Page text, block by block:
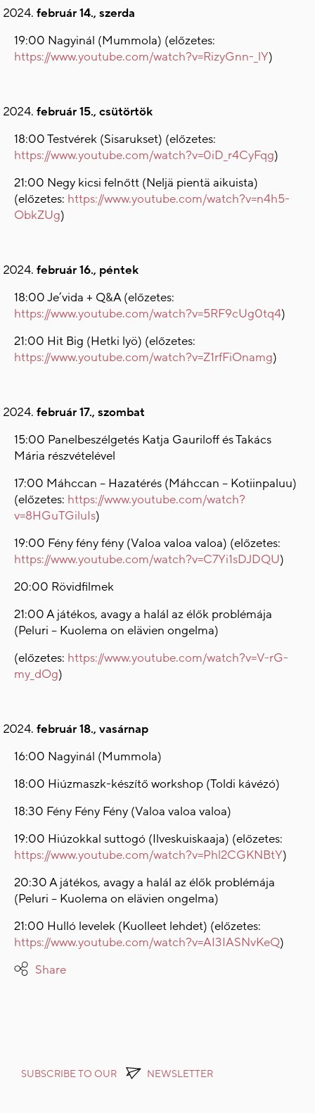
február 14., szerda
19:00 Nagyinál (Mummola) (előzetes:
https://www.youtube.com/watch?v=RizyGnn-_lY)
február 15., csütörtök
18:00 Testvérek (Sisarukset) (előzetes:
https://www.youtube.com/watch?v=0iD_r4CyFqg)
21:00 Negy kicsi felnőtt (Neljä pientä aikuista)
(előzetes: https://www.youtube.com/watch?v=n4h5-
ObkZUg)
február 16., péntek
18:00 Je’vida + Q&A (előzetes:
https://www.youtube.com/watch?v=5RF9cUg0tq4)
21:00 Hit Big (Hetki lyö) (előzetes:
https://www.youtube.com/watch?v=Z1rfFiOnamg)
február 17., szombat
15:00 Panelbeszélgetés Katja Gauriloff és Takács
Mária részvételével
17:00 Máhccan – Hazatérés (Máhccan – Kotiinpaluu)
(előzetes: https://www.youtube.com/watch?
v=8HGuTGiluIs)
19:00 Fény fény fény (Valoa valoa valoa) (előzetes:
https://www.youtube.com/watch?v=C7Yi1sDJDQU)
20:00 Rövidfilmek
21:00 A játékos, avagy a halál az élők problémája
(Peluri – Kuolema on elävien ongelma)
(előzetes: https://www.youtube.com/watch?v=V-rG-
my_dOg)
február 18., vasárnap
16:00 Nagyinál (Mummola)
18:00 Hiúzmaszk-készítő workshop (Toldi kávézó)
18:30 Fény Fény Fény (Valoa valoa valoa)
19:00 Hiúzokkal suttogó (Ilveskuiskaaja) (előzetes:
https://www.youtube.com/watch?v=Phl2CGKNBtY)
20:30 A játékos, avagy a halál az élők problémája
(Peluri – Kuolema on elävien ongelma)
21:00 Hulló levelek (Kuolleet lehdet) (előzetes:
https://www.youtube.com/watch?v=AI3IASNvKeQ)
Share
SUBSCRIBE TO OUR NEWSLETTER